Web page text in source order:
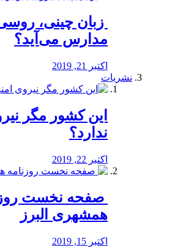
زبان چینی،
مدارس می‌آید؟
اکتبر 21, 2019
نشریات
این کشور مگر
ندارد؟
اکتبر 22, 2019
صفحه نخست
همشهری البرز
اکتبر 15, 2019